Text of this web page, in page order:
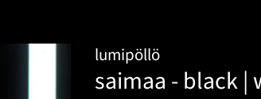
lumipöllö
saimaa - black |